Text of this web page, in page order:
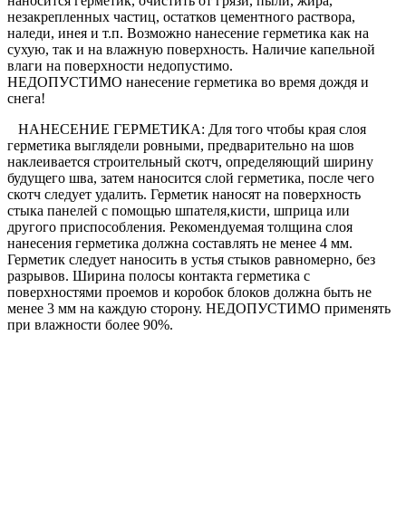
незакрепленных частиц, остатков цементного раствора,
наледи, инея и т.п. Возможно нанесение герметика как на
сухую, так и на влажную поверхность. Наличие капельной
влаги на поверхности недопустимо.
НЕДОПУСТИМО нанесение герметика во время дождя и
снега!
НАНЕСЕНИЕ ГЕРМЕТИКА: Для того чтобы края слоя
герметика выглядели ровными, предварительно на шов
наклеивается строительный скотч, определяющий ширину
будущего шва, затем наносится слой герметика, после чего
скотч следует удалить. Герметик наносят на поверхность
стыка панелей с помощью шпателя,кисти, шприца или
другого приспособления. Рекомендуемая толщина слоя
нанесения герметика должна составлять не менее 4 мм.
Герметик следует наносить в устья стыков равномерно, без
разрывов. Ширина полосы контакта герметика с
поверхностями проемов и коробок блоков должна быть не
менее 3 мм на каждую сторону. НЕДОПУСТИМО применять
при влажности более 90%.